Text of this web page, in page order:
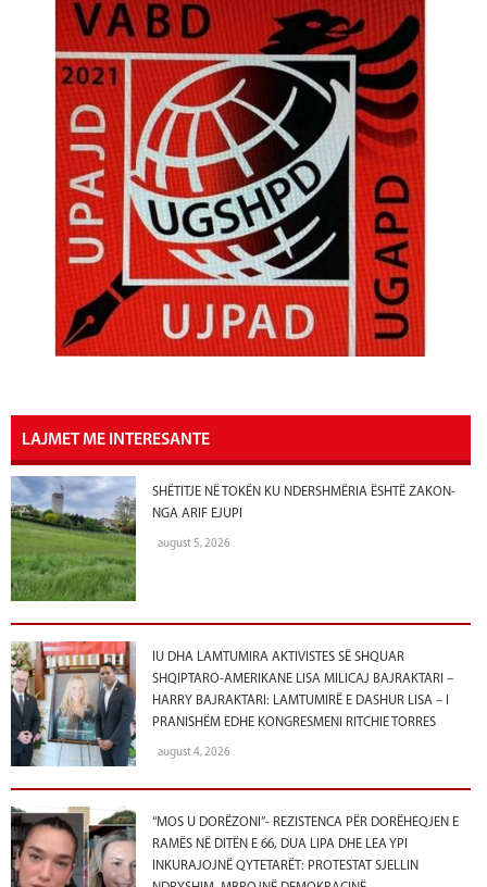
LAJMET ME INTERESANTE
SHËTITJE NË TOKËN KU NDERSHMËRIA ËSHTË ZAKON-
NGA ARIF EJUPI
august 5, 2026
IU DHA LAMTUMIRA AKTIVISTES SË SHQUAR
SHQIPTARO-AMERIKANE LISA MILICAJ BAJRAKTARI –
HARRY BAJRAKTARI: LAMTUMIRË E DASHUR LISA – I
PRANISHËM EDHE KONGRESMENI RITCHIE TORRES
august 4, 2026
“MOS U DORËZONI”- REZISTENCA PËR DORËHEQJEN E
RAMËS NË DITËN E 66, DUA LIPA DHE LEA YPI
INKURAJOJNË QYTETARËT: PROTESTAT SJELLIN